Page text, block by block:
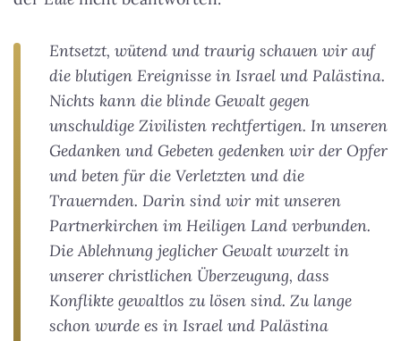
Entsetzt, wütend und traurig schauen wir auf
die blutigen Ereignisse in Israel und Palästina.
Nichts kann die blinde Gewalt gegen
unschuldige Zivilisten rechtfertigen. In unseren
Gedanken und Gebeten gedenken wir der Opfer
und beten für die Verletzten und die
Trauernden. Darin sind wir mit unseren
Partnerkirchen im Heiligen Land verbunden.
Die Ablehnung jeglicher Gewalt wurzelt in
unserer christlichen Überzeugung, dass
Konflikte gewaltlos zu lösen sind. Zu lange
schon wurde es in Israel und Palästina